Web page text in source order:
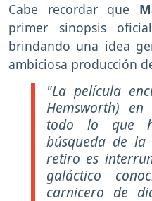
Cabe recordar que
primer sinopsis
brindando una idea
ambiciosa producción
"La película
Hemsworth)
todo lo que
búsqueda de
retiro es
galáctico
carnicero de